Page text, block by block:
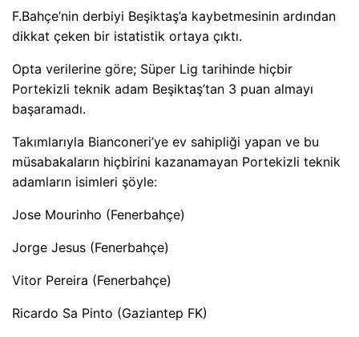
F.Bahçe’nin derbiyi Beşiktaş’a kaybetmesinin ardından
dikkat çeken bir istatistik ortaya çıktı.
Opta verilerine göre; Süper Lig tarihinde hiçbir
Portekizli teknik adam Beşiktaş’tan 3 puan almayı
başaramadı.
Takımlarıyla Bianconeri’ye ev sahipliği yapan ve bu
müsabakaların hiçbirini kazanamayan Portekizli teknik
adamların isimleri şöyle:
Jose Mourinho (Fenerbahçe)
Jorge Jesus (Fenerbahçe)
Vitor Pereira (Fenerbahçe)
Ricardo Sa Pinto (Gaziantep FK)